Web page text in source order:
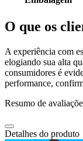
O que os
A experiência com
elogiando sua alta
consumidores é
performance,
Resumo de
Detalhes do produto